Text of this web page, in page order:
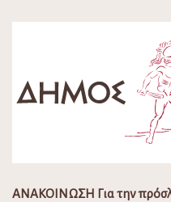
ΑΝΑΚΟΙΝΩΣΗ Για την